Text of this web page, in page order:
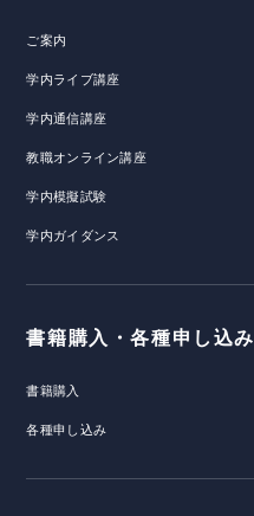
ご案内
学内ライブ講座
学内通信講座
教職オンライン講座
学内模擬試験
学内ガイダンス
書籍購入・各種申し込み
書籍購入
各種申し込み